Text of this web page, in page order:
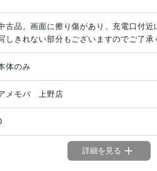
古品。画面に擦り傷があり、充電口付
しきれない部分もございますのでご了承
体のみ
メモバ 上野店
詳細を見る